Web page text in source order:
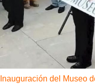
Inauguración del Museo